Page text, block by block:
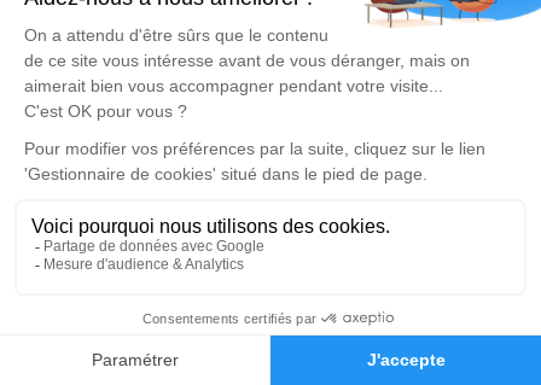
Faire-part Hommages
Un service de plantation d’arbre hommage estdisponible
mercredi 24 septembre 2025 à 15h00
Église d'Auverse
49490 Auverse
Je rends hommage